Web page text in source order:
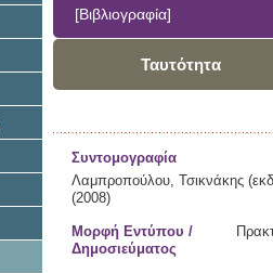
[Βιβλιογραφία]
Ταυτότητα
Συντομογραφία
Λαμπροπούλου, Τσικνάκης
(2008)
Μορφή Εντύπου /
Δημοσιεύματος